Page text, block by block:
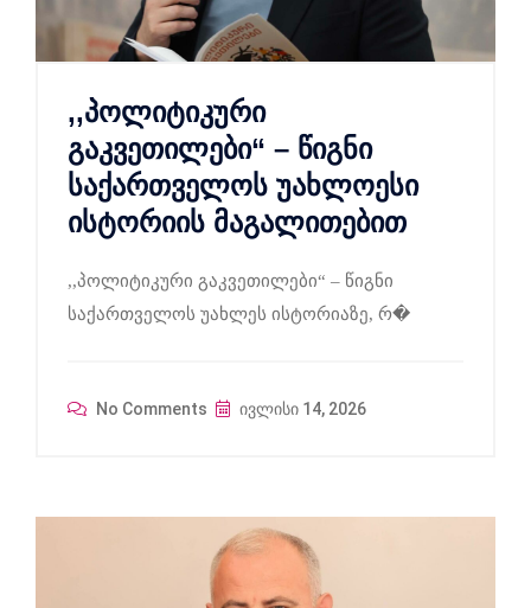
,,პოლიტიკური
გაკვეთილები“ – წიგნი
საქართველოს უახლოესი
ისტორიის მაგალითებით
,,პოლიტიკური გაკვეთილები“ – წიგნი
საქართველოს უახლეს ისტორიაზე, რ�
No Comments ივლისი 14, 2026